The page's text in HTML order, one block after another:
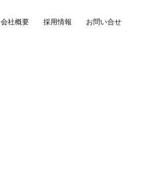
会社概要 採用情報 お問い合せ